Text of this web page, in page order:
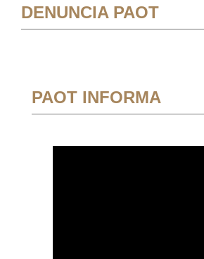
DENUNCIA PAOT
PAOT INFORMA